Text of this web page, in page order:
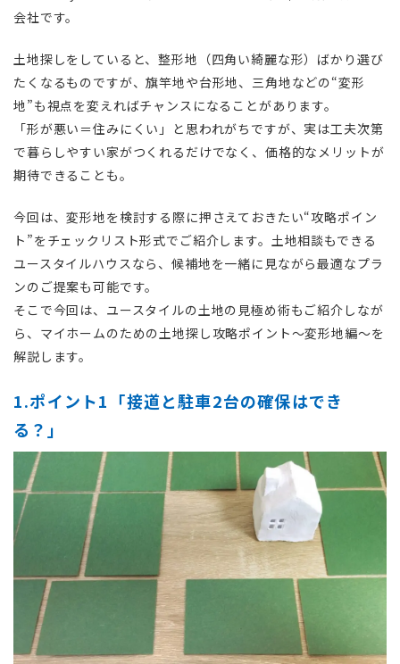
会社です。
土地探しをしていると、整形地（四角い綺麗な形）ばかり選び
たくなるものですが、旗竿地や台形地、三角地などの“変形
地”も視点を変えればチャンスになることがあります。
「形が悪い＝住みにくい」と思われがちですが、実は工夫次第
で暮らしやすい家がつくれるだけでなく、価格的なメリットが
期待できることも。
今回は、変形地を検討する際に押さえておきたい“攻略ポイン
ト”をチェックリスト形式でご紹介します。土地相談もできる
ユースタイルハウスなら、候補地を一緒に見ながら最適なプラ
ンのご提案も可能です。
そこで今回は、ユースタイルの土地の見極め術もご紹介しなが
ら、マイホームのための土地探し攻略ポイント〜変形地編〜を
解説します。
1.ポイント1「接道と駐車2台の確保はでき
る？」